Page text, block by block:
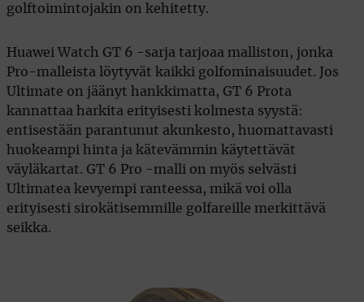
golftoimintojakin on kehitetty.
Huawei Watch GT 6 -sarja tarjoaa malliston, jonka
Pro-malleista löytyvät kaikki golfominaisuudet. Jos
Ultimate on jäänyt hankkimatta, GT 6 Prota
kannattaa harkita erityisesti kolmesta syystä:
entisestään parantunut akunkesto, huomattavasti
huokeampi hinta ja kätevämmin käytettävät
väyläkartat. GT 6 Pro -malli on myös selvästi
Ultimatea kevyempi ranteessa, mikä voi olla
erityisesti sirokätisemmille golfareille merkittävä
seikka.